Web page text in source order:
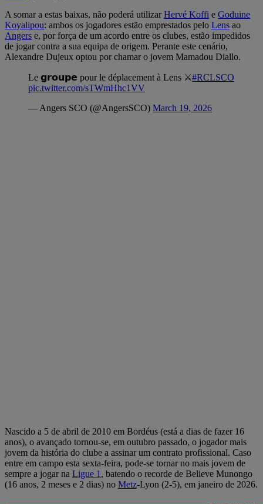
A somar a estas baixas, não poderá utilizarHervé Koffi e Goduine
Koyalipou: ambos os jogadores estão emprestados pelo Lens ao
Angers e, por força de um acordo entre os clubes, estão impedidos
de jogar contra a sua equipa de origem. Perante este cenário,
Alexandre Dujeux optou por chamar o jovem Mamadou Diallo.
Le 𝗴𝗿𝗼𝘂𝗽𝗲 pour le déplacement à Lens ⚔️#RCLSCO
pic.twitter.com/sTWmHhc1VV
— Angers SCO (@AngersSCO) March 19, 2026
Nascido a 5 de abril de 2010 em Bordéus (está a dias de fazer 16
anos), o avançado tornou-se, em outubro passado, o jogador mais
jovem da história do clube a assinar um contrato profissional. Caso
entre em campo esta sexta-feira, pode-se tornar no mais jovem de
sempre a jogar na Ligue 1 , batendo o recorde de Believe Munongo
(16 anos, 2 meses e 2 dias) no Metz-Lyon (2-5), em janeiro de 2026.